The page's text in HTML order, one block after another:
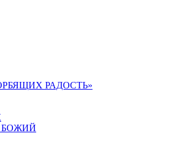
РАДОСТЬ»
БОЖИЙ